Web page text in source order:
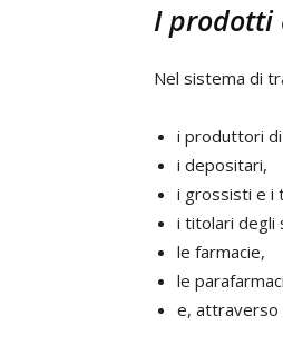
I prodotti
Nel sistema di
i produttori
i depositari,
i grossisti e i
i titolari degli
le farmacie,
le
e, attraverso